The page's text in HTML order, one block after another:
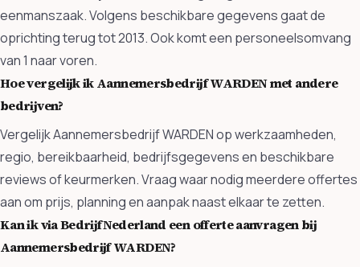
eenmanszaak. Volgens beschikbare gegevens gaat de
oprichting terug tot 2013. Ook komt een personeelsomvang
van 1 naar voren.
Hoe vergelijk ik Aannemersbedrijf WARDEN met andere
bedrijven?
Vergelijk Aannemersbedrijf WARDEN op werkzaamheden,
regio, bereikbaarheid, bedrijfsgegevens en beschikbare
reviews of keurmerken. Vraag waar nodig meerdere offertes
aan om prijs, planning en aanpak naast elkaar te zetten.
Kan ik via BedrijfNederland een offerte aanvragen bij
Aannemersbedrijf WARDEN?